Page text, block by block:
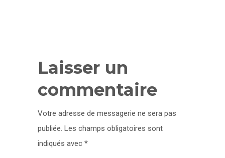
Laisser un
commentaire
Votre adresse de messagerie ne sera pas
publiée. Les champs obligatoires sont
indiqués avec *